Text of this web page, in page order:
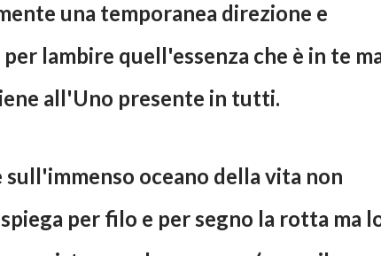
una temporanea direzione e
lambire quell'essenza che è in te
all'Uno presente in tutti.
oceano della vita non
per filo e per segno la rotta ma